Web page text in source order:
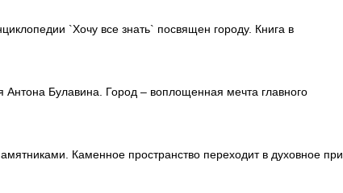
`Хочу все знать` посвящен городу. Книга в
Антона Булавина. Город – воплощенная мечта главного
Каменное пространство переходит в духовное при